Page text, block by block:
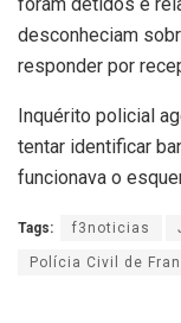
desconheciam
responder por
Inquérito policial
tentar identificar
funcionava o
Tags: f3noticias
Polícia Civil de